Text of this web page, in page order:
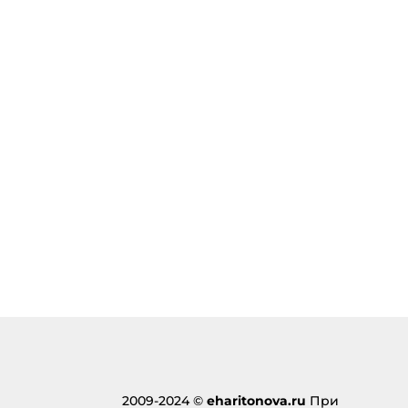
2009-2024 ©eharitonova.ru При